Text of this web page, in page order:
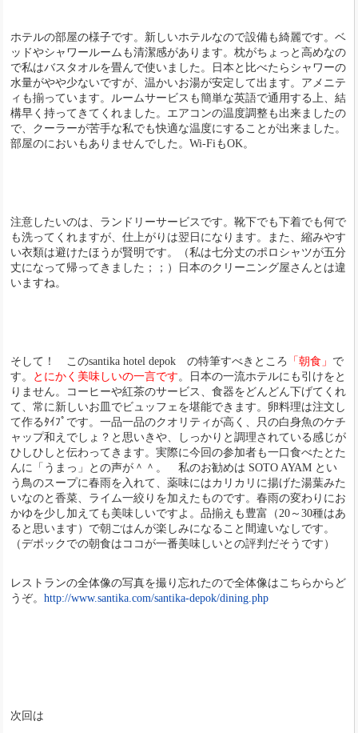
ホテルの部屋の様子です。新しいホテルなので設備も綺麗です。ベ
ッドやシャワールームも清潔感があります。枕がちょっと高めなの
で私はバスタオルを畳んで使いました。日本と比べたらシャワーの
水量がやや少ないですが、温かいお湯が安定して出ます。アメニテ
ィも揃っています。ルームサービスも簡単な英語で通用する上、結
構早く持ってきてくれました。エアコンの温度調整も出来ましたの
で、クーラーが苦手な私でも快適な温度にすることが出来ました。
部屋のにおいもありませんでした。Wi-FiもOK。
注意したいのは、ランドリーサービスです。靴下でも下着でも何で
も洗ってくれますが、仕上がりは翌日になります。また、縮みやす
い衣類は避けたほうが賢明です。（私は七分丈のポロシャツが五分
丈になって帰ってきました；；）日本のクリーニング屋さんとは違
いますね。
そして！ このsantika hotel depok の特筆すべきところ 「朝食」 で
す。
とにかく美味しいの一言です。日本の一流ホテルにも引けをと
りません。コーヒーや紅茶のサービス、食器をどんどん下げてくれ
て、常に新しいお皿でビュッフェを堪能できます。卵料理は注文し
て作るﾀｲﾌﾟです。一品一品のクオリティが高く、只の白身魚のケチ
ャップ和えでしょ？と思いきや、しっかりと調理されている感じが
ひしひしと伝わってきます。実際に今回の参加者も一口食べたとた
んに「うまっ」との声が＾＾。 私のお勧めは SOTO AYAM とい
う鳥のスープに春雨を入れて、薬味にはカリカリに揚げた湯葉みた
いなのと香菜、ライム一絞りを加えたものです。春雨の変わりにお
かゆを少し加えても美味しいですよ。品揃えも豊富（20～30種はあ
ると思います）で朝ごはんが楽しみになること間違いなしです。
（デポックでの朝食はココが一番美味しいとの評判だそうです）
レストランの全体像の写真を撮り忘れたので全体像はこちらからど
うぞ。http://www.santika.com/santika-depok/dining.php
次回は